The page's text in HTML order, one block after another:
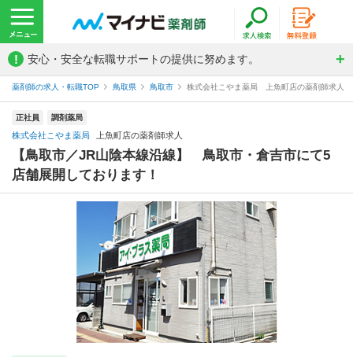
! 安心・安全な転職サポートの提供に努めます。
薬剤師の求人・転職TOP 鳥取県 鳥取市 株式会社こやま薬局 上魚町店の薬剤師求人
正社員 調剤薬局
株式会社こやま薬局 上魚町店の薬剤師求人
【鳥取市／JR山陰本線沿線】 鳥取市・倉吉市にて5
店舗展開しております！